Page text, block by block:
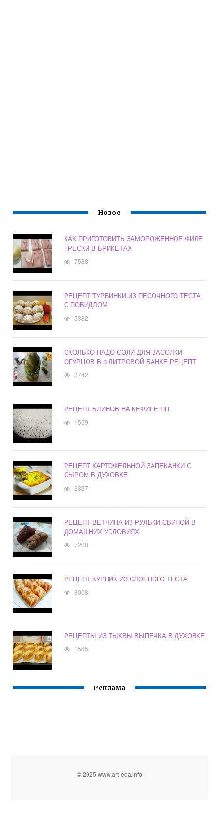
Новое
КАК ПРИГОТОВИТЬ ЗАМОРОЖЕННОЕ ФИЛЕ
ТРЕСКИ В БРИКЕТАХ
7588
РЕЦЕПТ ТУРБИНКИ ИЗ ПЕСОЧНОГО ТЕСТА
С ПОВИДЛОМ
5382
СКОЛЬКО НАДО СОЛИ ДЛЯ ЗАСОЛКИ
ОГУРЦОВ В 3 ЛИТРОВОЙ БАНКЕ РЕЦЕПТ
3742
РЕЦЕПТ БЛИНОВ НА КЕФИРЕ ПП
1559
РЕЦЕПТ КАРТОФЕЛЬНОЙ ЗАПЕКАНКИ С
СЫРОМ В ДУХОВКЕ
2837
РЕЦЕПТ ВЕТЧИНА ИЗ РУЛЬКИ СВИНОЙ В
ДОМАШНИХ УСЛОВИЯХ
7208
РЕЦЕПТ КУРНИК ИЗ СЛОЕНОГО ТЕСТА
8008
РЕЦЕПТЫ ИЗ ТЫКВЫ ВЫПЕЧКА В ДУХОВКЕ
1565
Реклама
© 2025 www.art-eda.info